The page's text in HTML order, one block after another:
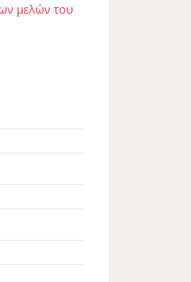
μελών του